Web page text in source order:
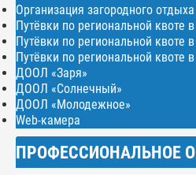
Организация загородного отдыха
Путёвки по региональной квоте
Путёвки по региональной квоте
Путёвки по региональной квоте
ДООЛ «Заря»
ДООЛ «Солнечный»
ДООЛ «Молодежное»
Web-камера
ПРОФЕССИОНАЛЬНОЕ